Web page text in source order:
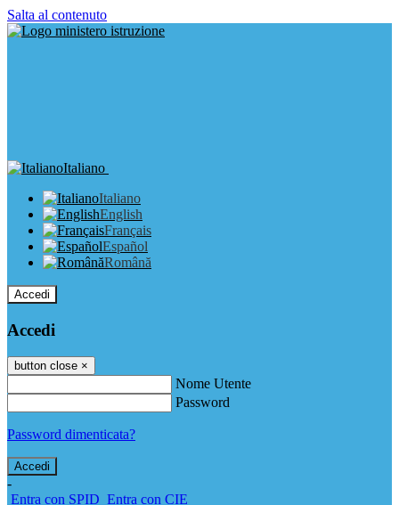
Salta al contenuto
Italiano
Italiano
English
Français
Español
Română
Accedi
Accedi
button close ×
Nome Utente
Password
Password dimenticata?
-
Entra con SPID Entra con CIE